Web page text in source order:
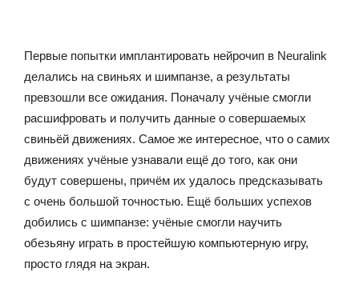
Первые попытки имплантировать нейрочип в Neuralink
делались на свиньях и шимпанзе, а результаты
превзошли все ожидания. Поначалу учёные смогли
расшифровать и получить данные о совершаемых
свиньёй движениях. Самое же интересное, что о самих
движениях учёные узнавали ещё до того, как они
будут совершены, причём их удалось предсказывать
с очень большой точностью. Ещё больших успехов
добились с шимпанзе: учёные смогли научить
обезьяну играть в простейшую компьютерную игру,
просто глядя на экран.